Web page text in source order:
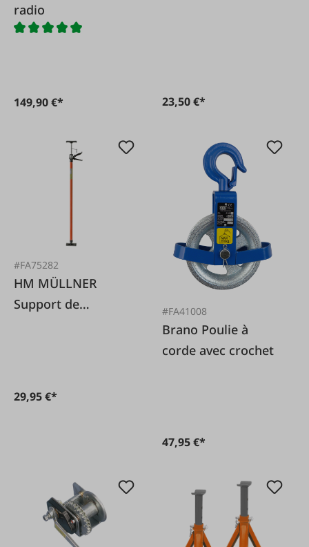
radio
149,90 €* 23,50 €*
#FA75282
HM MÜLLNER
Support de
29,95 €*
#FA41008
Brano Poulie à
corde avec crochet
47,95 €*